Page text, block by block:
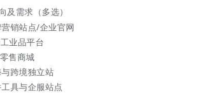
索、导出功能。包括职位名称、薪酬、工作经验、学历、
、详细地址、手机号等。
及需求（多选）
营销站点/企业官网
业品平台
售商城
与跨境独立站
具与企服站点